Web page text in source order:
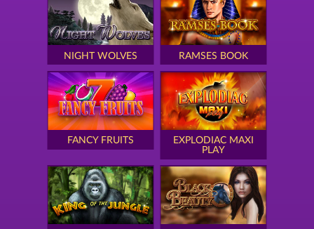
NIGHT WOLVES RAMSES BOOK
FANCY FRUITS
EXPLODIAC MAXI
PLAY